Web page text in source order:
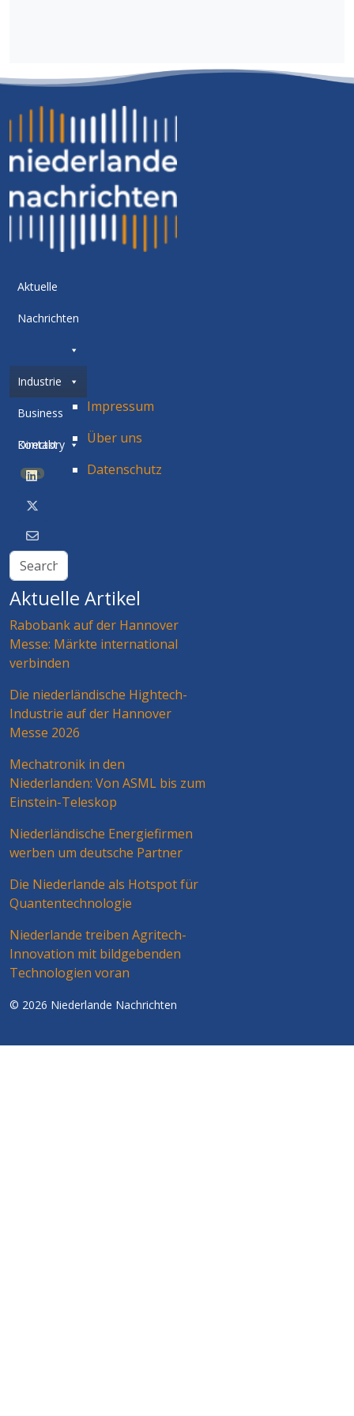
Aktuelle
Nachrichten
Industrie
Business
Directory
BETA
Kontakt
Impressum
Über uns
Datenschutz
Aktuelle Artikel
Rabobank auf der Hannover
Messe: Märkte international
verbinden
Die niederländische Hightech-
Industrie auf der Hannover
Messe 2026
Mechatronik in den
Niederlanden: Von ASML bis zum
Einstein-Teleskop
Niederländische Energiefirmen
werben um deutsche Partner
Die Niederlande als Hotspot für
Quantentechnologie
Niederlande treiben Agritech-
Innovation mit bildgebenden
Technologien voran
© 2026 Niederlande Nachrichten